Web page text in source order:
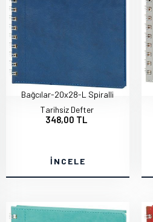
Bağcılar-20x28-L Spiralli
Tarihsiz Defter
348,00 TL
İNCELE